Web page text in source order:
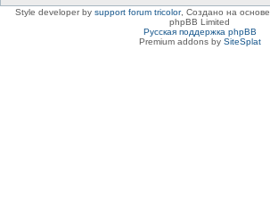
Style developer by support forum tricolor, Создано на основе
phpBB Limited
Русская поддержка phpBB
Premium addons by SiteSplat